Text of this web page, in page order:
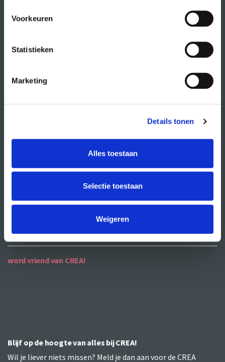
Voorkeuren
Statistieken
Marketing
Details tonen
Alles toestaan
Selectie toestaan
Weigeren
wat doet CREA?
contact
word vriend van CREA!
Blijf op de hoogte van alles bij CREA!
Wil je liever niets missen? Meld je dan aan voor de CREA